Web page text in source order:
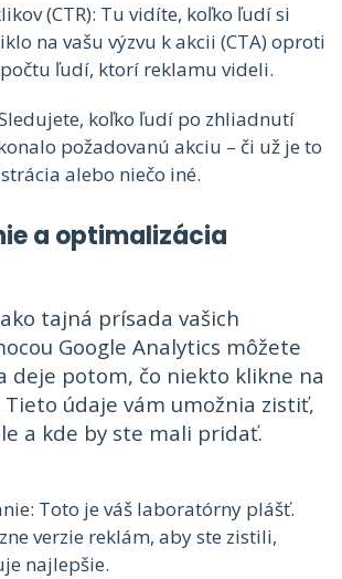
(CTR): Tu vidíte, koľko ľudí si
na vašu výzvu k akcii (CTA) oproti
ľudí, ktorí reklamu videli.
koľko ľudí po zhliadnutí
požadovanú akciu – či už je to
alebo niečo iné.
a optimalizácia
tajná prísada vašich
Google Analytics môžete
deje potom, čo niekto klikne na
Tieto údaje vám umožnia zistiť,
a kde by ste mali pridať.
Toto je váš laboratórny plášť.
verzie reklám, aby ste zistili,
najlepšie.